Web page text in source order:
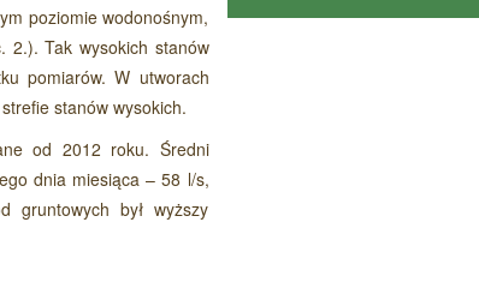
poziomie wodonośnym,
2.). Tak wysokich stanów
pomiarów. W utworach
stanów wysokich.
od 2012 roku. Średni
dnia miesiąca – 58 l/s,
gruntowych był wyższy